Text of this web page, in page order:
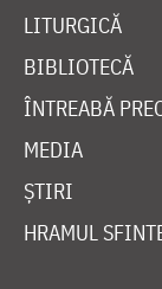
LITURGICĂ
BIBLIOTECĂ
ÎNTREABĂ
MEDIA
ȘTIRI
HRAMUL